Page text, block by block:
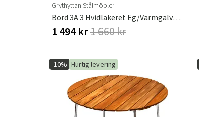
Grythyttan Stålmöbler
Bord 3A 3 Hvidlakeret Eg/Varmgalvaniseret Understel Grythyttan Stålmöbler
1 494 kr1 660 kr
-10% Hurtig levering